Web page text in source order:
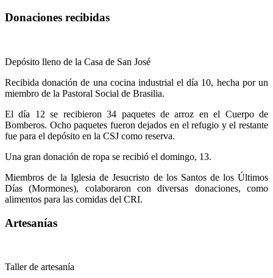
Donaciones recibidas
Depósito lleno de la Casa de San José
Recibida donación de una cocina industrial el día 10, hecha por un
miembro de la Pastoral Social de Brasilia.
El día 12 se recibieron 34 paquetes de arroz en el Cuerpo de
Bomberos. Ocho paquetes fueron dejados en el refugio y el restante
fue para el depósito en la CSJ como reserva.
Una gran donación de ropa se recibió el domingo, 13.
Miembros de la Iglesia de Jesucristo de los Santos de los Últimos
Días (Mormones), colaboraron con diversas donaciones, como
alimentos para las comidas del CRI.
Artesanías
Taller de artesanía